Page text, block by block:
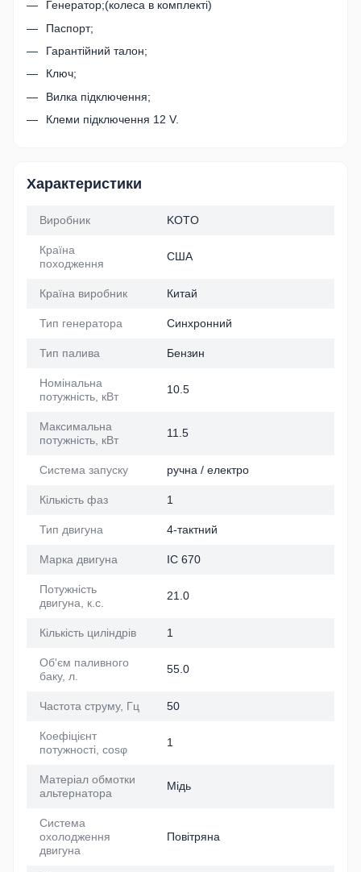
Генератор;(колеса в комплекті)
Паспорт;
Гарантійний талон;
Ключ;
Вилка підключення;
Клеми підключення 12 V.
Характеристики
Виробник KOTO
Країна
походження
США
Країна виробник Китай
Тип генератора Синхронний
Тип палива Бензин
Номінальна
потужність, кВт
10.5
Максимальна
потужність, кВт
11.5
Система запуску ручна / електро
Кількість фаз 1
Тип двигуна 4-тактний
Марка двигуна IC 670
Потужність
двигуна, к.с.
21.0
Кількість циліндрів 1
Об'єм паливного
баку, л.
55.0
Частота струму, Гц 50
Коефіцієнт
потужності, cosφ
1
Матеріал обмотки
альтернатора
Мідь
Система
охолодження
двигуна
Повітряна